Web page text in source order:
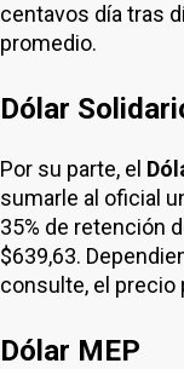
centavos día tras
promedio.
Dólar
Por su parte, el
sumarle al oficial
35% de retención
$639,63.
consulte, el precio
Dólar MEP